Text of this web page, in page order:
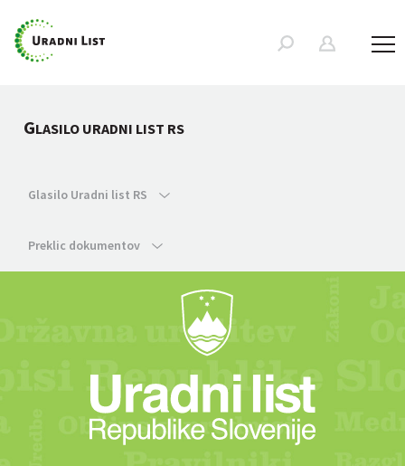
GLASILO URADNI LIST RS
Glasilo Uradni list RS
Preklic dokumentov